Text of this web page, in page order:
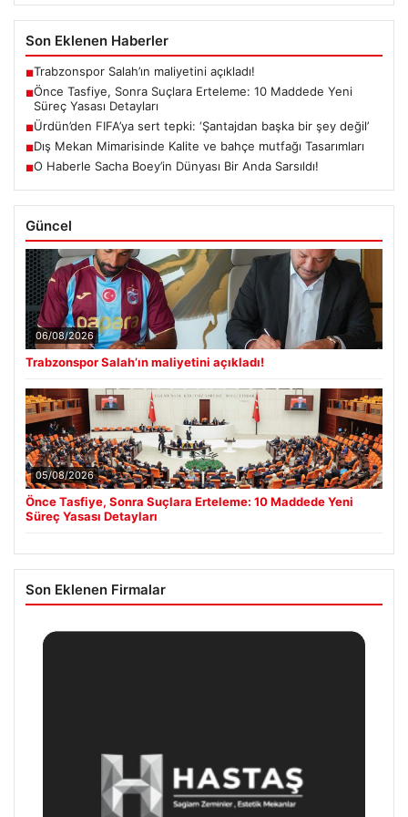
Son Eklenen Haberler
■Trabzonspor Salah’ın maliyetini açıkladı!
■Önce Tasfiye, Sonra Suçlara Erteleme: 10 Maddede Yeni
Süreç Yasası Detayları
■Ürdün’den FIFA’ya sert tepki: ‘Şantajdan başka bir şey değil’
■Dış Mekan Mimarisinde Kalite ve bahçe mutfağı Tasarımları
■O Haberle Sacha Boey’in Dünyası Bir Anda Sarsıldı!
Güncel
06/08/2026
Trabzonspor Salah’ın maliyetini açıkladı!
05/08/2026
Önce Tasfiye, Sonra Suçlara Erteleme: 10 Maddede Yeni
Süreç Yasası Detayları
Son Eklenen Firmalar